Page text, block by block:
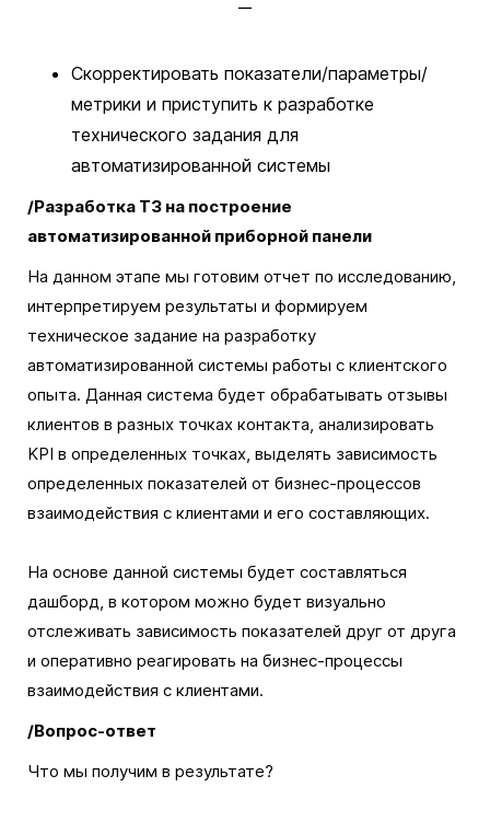
Скорректировать показатели/параметры/
метрики и приступить к разработке
технического задания для
автоматизированной системы
/Разработка ТЗ на построение
автоматизированной приборной панели
На данном этапе мы готовим отчет по исследованию,
интерпретируем результаты и формируем
техническое задание на разработку
автоматизированной системы работы с клиентского
опыта. Данная система будет обрабатывать отзывы
клиентов в разных точках контакта, анализировать
KPI в определенных точках, выделять зависимость
определенных показателей от бизнес-процессов
взаимодействия с клиентами и его составляющих.
На основе данной системы будет составляться
дашборд, в котором можно будет визуально
отслеживать зависимость показателей друг от друга
и оперативно реагировать на бизнес-процессы
взаимодействия с клиентами.
/Вопрос-ответ
Что мы получим в результате?